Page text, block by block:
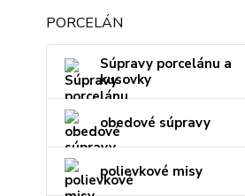
PORCELÁN
Súpravy porcelánu a
kusovky
obedové súpravy
polievkové misy